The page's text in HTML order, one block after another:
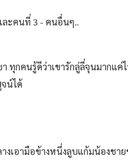
ละคนที่ 3 - คนอื่นๆ..
ทุกคนรู้ดีว่าเขารักลู่ลี่จุนมากแ
น์ได้
งเอามือข้างหนึ่งลูบแก้มน้องช